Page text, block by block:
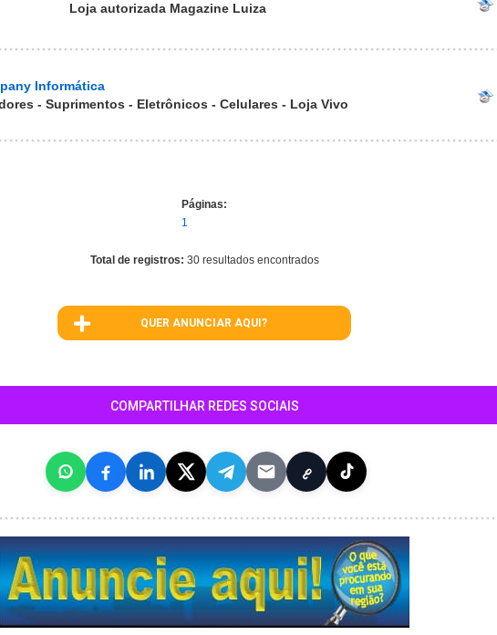
Loja autorizada Magazine Luiza
Informática
- Suprimentos - Eletrônicos - Celulares - Loja Vivo
Páginas:
1
Total de registros: 30 resultados encontrados
QUER ANUNCIAR AQUI?
COMPARTILHAR REDES SOCIAIS